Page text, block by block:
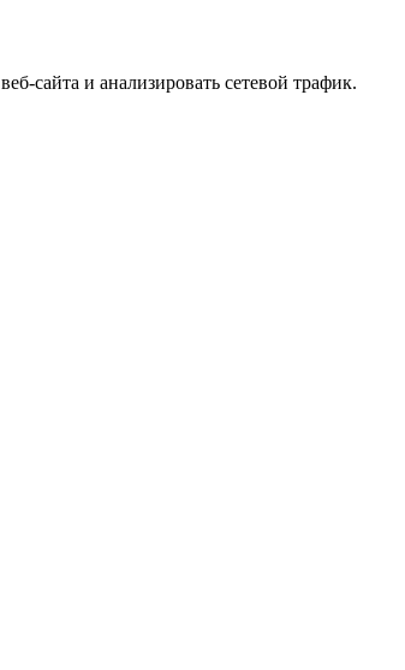
сайта и анализировать сетевой трафик.